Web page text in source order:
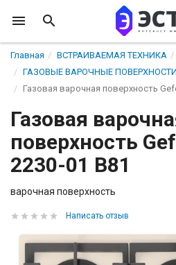
Главная ВСТРАИВАЕМАЯ ТЕХНИКА
ГАЗОВЫЕ ВАРОЧНЫЕ ПОВЕРХНОСТИ
Газовая варочная поверхность
Газовая
поверхность
2230-01 В81
варочная поверхность
Написать отзыв